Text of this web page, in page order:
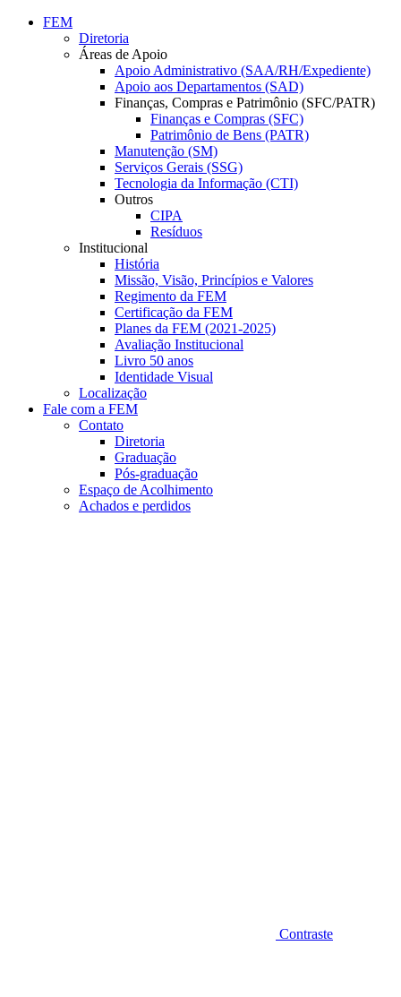
Conteúdo principal
FEM
Diretoria
Áreas de Apoio
Apoio Administrativo (SAA/RH/Expediente)
Apoio aos Departamentos (SAD)
Finanças, Compras e Patrimônio (SFC/PATR)
Finanças e Compras (SFC)
Patrimônio de Bens (PATR)
Manutenção (SM)
Serviços Gerais (SSG)
Tecnologia da Informação (CTI)
Outros
CIPA
Resíduos
Institucional
História
Missão, Visão, Princípios e Valores
Regimento da FEM
Certificação da FEM
Planes da FEM (2021-2025)
Avaliação Institucional
Livro 50 anos
Identidade Visual
Localização
Fale com a FEM
Contato
Diretoria
Graduação
Pós-graduação
Espaço de Acolhimento
Achados e perdidos
Contraste